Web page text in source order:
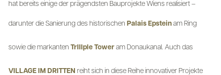
hat bereits einige der prägendsten Bauprojekte Wiens realisiert –
darunter die Sanierung des historischen Palais Epstein am Ring
sowie die markanten TrIIIple Tower am Donaukanal. Auch das
VILLAGE IM DRITTEN reiht sich in diese Reihe innovativer Projekte